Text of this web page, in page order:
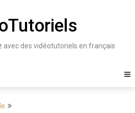
avec des vidéotutoriels en français